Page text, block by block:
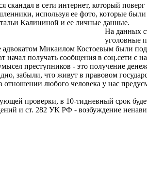
скандал в сети интернет, который
используя ее фото, которые
Калининой и ее личные данные.
На данных
уголовные
Микаилом Костоевым были
начал получать сообщения в соц.сети с
преступников - это получение
забыли, что живут в правовом
любого человека у нас
проверки, в 10-тидневный срок
и ст. 282 УК РФ - возбуждение